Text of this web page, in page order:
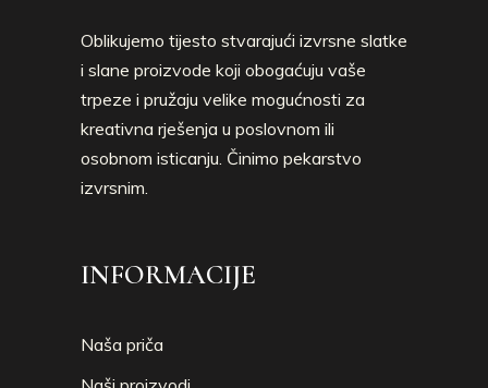
Oblikujemo tijesto stvarajući izvrsne slatke
i slane proizvode koji obogaćuju vaše
trpeze i pružaju velike mogućnosti za
kreativna rješenja u poslovnom ili
osobnom isticanju. Činimo pekarstvo
izvrsnim.
INFORMACIJE
Naša priča